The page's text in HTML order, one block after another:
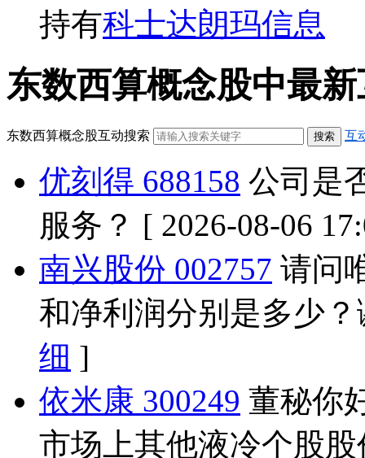
持有科士达朗玛信息
东数西算概念股中最新
东数西算概念股互动搜索 互
优刻得 688158 公司是
服务？ [ 2026-08-06
南兴股份 002757 请问
和净利润分别是多少
细 ]
依米康 300249 董秘你
市场上其他液冷个股